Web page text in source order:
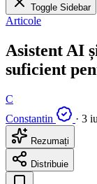
Toggle Sidebar
Articole
Asistent AI
suficient
C
Constantin
· 3
Rezumați
Distribuie